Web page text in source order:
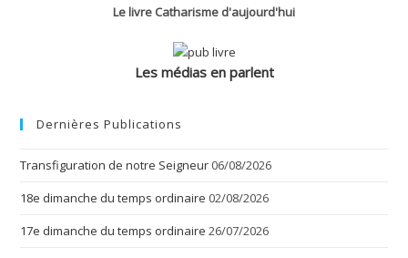
Le livre Catharisme d'aujourd'hui
Les médias en parlent
Dernières Publications
Transfiguration de notre Seigneur 06/08/2026
18e dimanche du temps ordinaire 02/08/2026
17e dimanche du temps ordinaire 26/07/2026